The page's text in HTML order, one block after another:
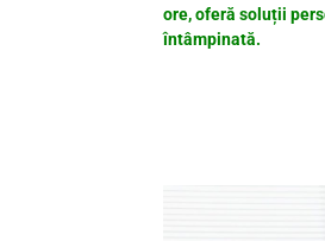
ore, oferă soluții
întâmpinată.